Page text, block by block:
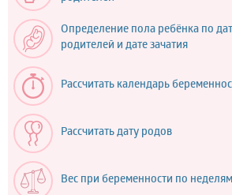
Определение пола ребёнка по
родителей и дате зачатия
Рассчитать календарь
Рассчитать дату родов
Вес при беременности по неделям